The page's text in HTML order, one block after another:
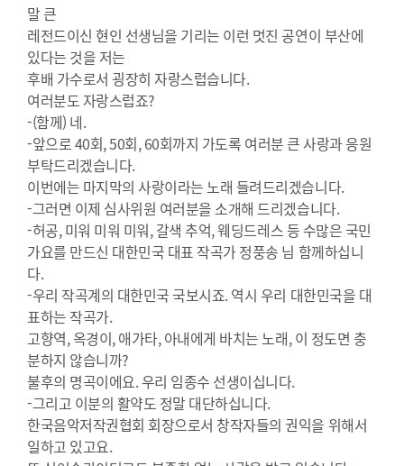
말 큰
레전드이신 현인 선생님을 기리는 이런 멋진 공연이 부산에
있다는 것을 저는
후배 가수로서 굉장히 자랑스럽습니다.
여러분도 자랑스럽죠?
-(함께) 네.
-앞으로 40회, 50회, 60회까지 가도록 여러분 큰 사랑과 응원
부탁드리겠습니다.
이번에는 마지막의 사랑이라는 노래 들려드리겠습니다.
-그러면 이제 심사위원 여러분을 소개해 드리겠습니다.
-허공, 미워 미워 미워, 갈색 추억, 웨딩드레스 등 수많은 국민
가요를 만드신 대한민국 대표 작곡가 정풍송 님 함께하십니
다.
-우리 작곡계의 대한민국 국보시죠. 역시 우리 대한민국을 대
표하는 작곡가.
고향역, 옥경이, 애가타, 아내에게 바치는 노래, 이 정도면 충
분하지 않습니까?
불후의 명곡이에요. 우리 임종수 선생이십니다.
-그리고 이분의 활약도 정말 대단하십니다.
한국음악저작권협회 회장으로서 창작자들의 권익을 위해서
일하고 있고요.